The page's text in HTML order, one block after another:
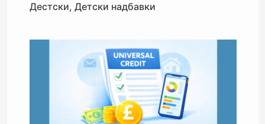
Дестски,Детски надбавки